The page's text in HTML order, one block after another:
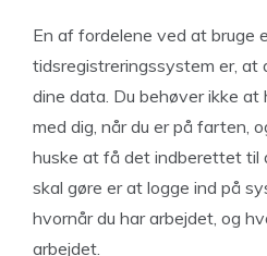
En af fordelene ved at bruge
tidsregistreringssystem er, at
dine data. Du behøver ikke
med dig, når du er på farten,
huske at få det indberettet til
skal gøre er at logge ind på
hvornår du har arbejdet, og
arbejdet.